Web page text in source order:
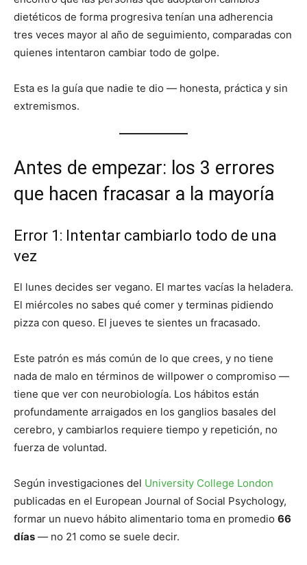
dietéticos de forma progresiva tenían una adherencia
tres veces mayor al año de seguimiento, comparadas con
quienes intentaron cambiar todo de golpe.
Esta es la guía que nadie te dio — honesta, práctica y sin
extremismos.
Antes de empezar: los 3 errores
que hacen fracasar a la mayoría
Error 1: Intentar cambiarlo todo de una
vez
El lunes decides ser vegano. El martes vacías la heladera.
El miércoles no sabes qué comer y terminas pidiendo
pizza con queso. El jueves te sientes un fracasado.
Este patrón es más común de lo que crees, y no tiene
nada de malo en términos de willpower o compromiso —
tiene que ver con neurobiología. Los hábitos están
profundamente arraigados en los ganglios basales del
cerebro, y cambiarlos requiere tiempo y repetición, no
fuerza de voluntad.
Según investigaciones del University College London
publicadas en el European Journal of Social Psychology,
formar un nuevo hábito alimentario toma en promedio 66
días — no 21 como se suele decir.